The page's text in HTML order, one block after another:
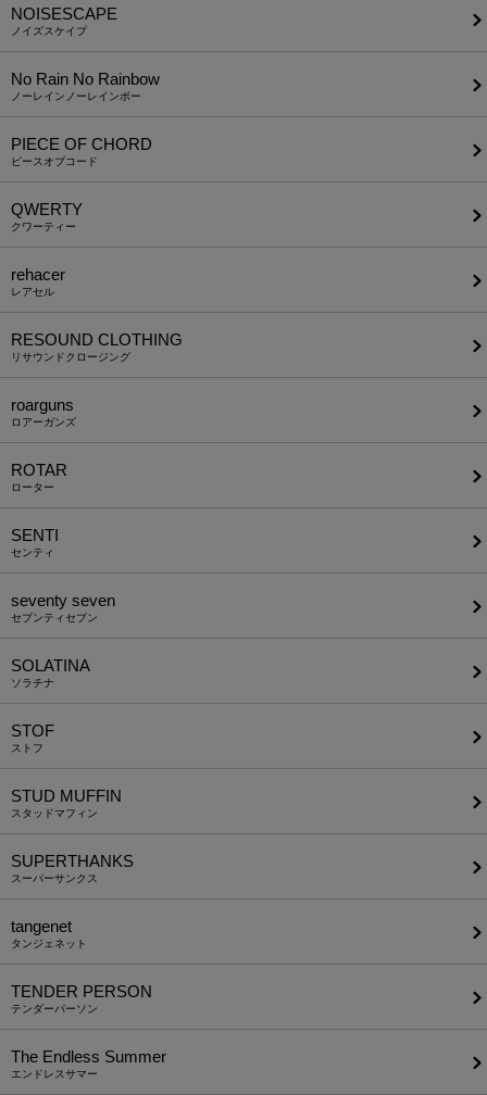
NOISESCAPE
ノイズスケイプ
No Rain No Rainbow
ノーレインノーレインボー
PIECE OF CHORD
ピースオブコード
QWERTY
クワーティー
rehacer
レアセル
RESOUND CLOTHING
リサウンドクロージング
roarguns
ロアーガンズ
ROTAR
ローター
SENTI
センティ
seventy seven
セブンティセブン
SOLATINA
ソラチナ
STOF
ストフ
STUD MUFFIN
スタッドマフィン
SUPERTHANKS
スーパーサンクス
tangenet
タンジェネット
TENDER PERSON
テンダーパーソン
The Endless Summer
エンドレスサマー